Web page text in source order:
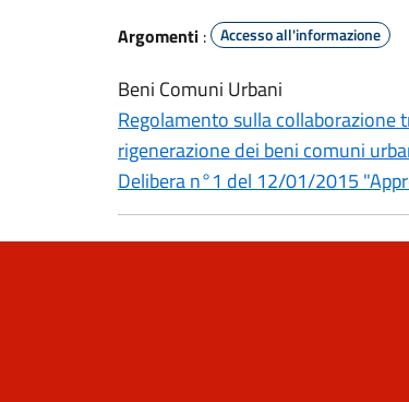
Argomenti : Accesso all'informazione
Beni Comuni Urbani
Regolamento sulla collaborazione
rigenerazione dei beni comuni
Delibera n°1 del 12/01/2015